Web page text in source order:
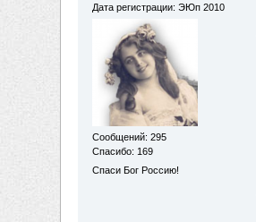
Дата регистрации: ЭЮп 2010
Сообщений: 295
Спасибо: 169
Спаси Бог Россию!